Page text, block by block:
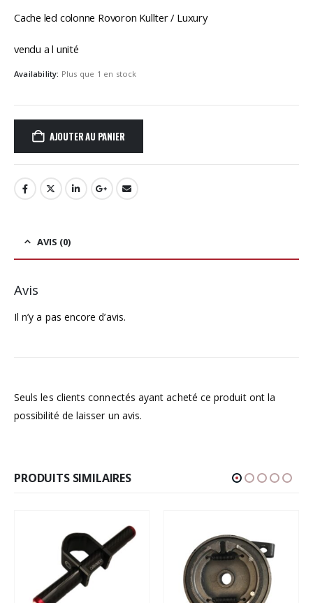
Cache led colonne Rovoron Kullter / Luxury
vendu a l unité
Availability: Plus que 1 en stock
AJOUTER AU PANIER
AVIS (0)
Avis
Il n’y a pas encore d’avis.
Seuls les clients connectés ayant acheté ce produit ont la
possibilité de laisser un avis.
PRODUITS SIMILAIRES